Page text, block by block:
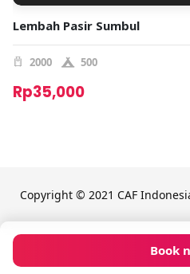
Book
Lembah Pasir Sumbul
2000 500
Rp35,000
Copyright © 2021 CAF